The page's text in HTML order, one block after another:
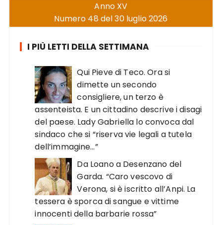
Anno XV
Numero 48 del 30 luglio 2026
I PIÙ LETTI DELLA SETTIMANA
Qui Pieve di Teco. Ora si
dimette un secondo
consigliere, un terzo è
assenteista. E un cittadino descrive i disagi
del paese. Lady Gabriella lo convoca dal
sindaco che si “riserva vie legali a tutela
dell’immagine…”
Da Loano a Desenzano del
Garda. “Caro vescovo di
Verona, si è iscritto all’Anpi. La
tessera è sporca di sangue e vittime
innocenti della barbarie rossa”